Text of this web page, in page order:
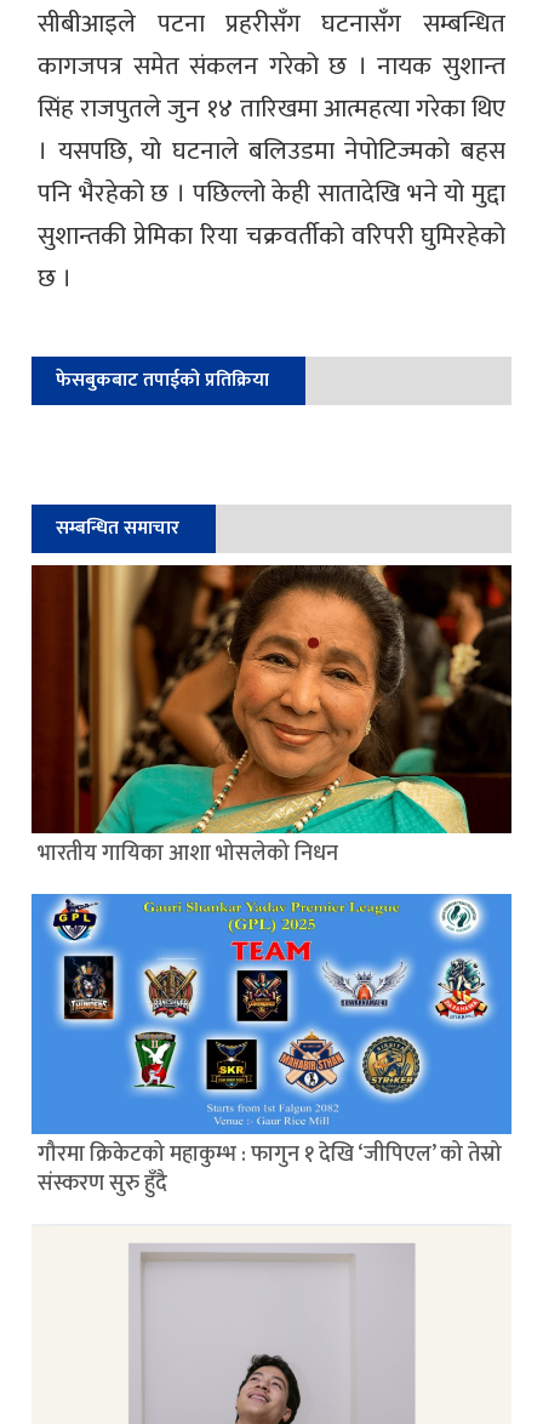
सीबीआइले पटना प्रहरीसँग घटनासँग सम्बन्धित
कागजपत्र समेत संकलन गरेको छ । नायक सुशान्त
सिंह राजपुतले जुन १४ तारिखमा आत्महत्या गरेका थिए
। यसपछि, यो घटनाले बलिउडमा नेपोटिज्मको बहस
पनि भैरहेको छ । पछिल्लो केही सातादेखि भने यो मुद्दा
सुशान्तकी प्रेमिका रिया चक्रवर्तीको वरिपरी घुमिरहेको
छ ।
फेसबुकबाट तपाईको प्रतिक्रिया
सम्बन्धित समाचार
भारतीय गायिका आशा भोसलेको निधन
गौरमा क्रिकेटको महाकुम्भ : फागुन १ देखि ‘जीपिएल’ को तेस्रो
संस्करण सुरु हुँदै